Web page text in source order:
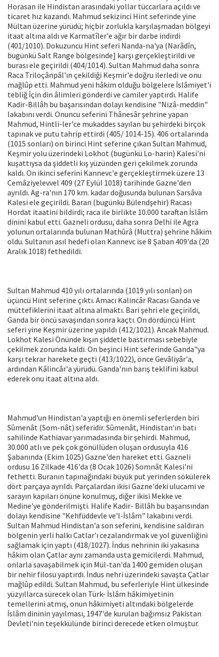
Horasan ile Hindistan arasındaki yollar tüccarlara açıldı ve
ticaret hız ka­zandı. Mahmud sekizinci Hint seferinde yine
Mültan üzerine yürüdü; hiçbir zor­lukla karşılaşmadan bölgeyi
itaat altına aldı ve Karmatîler'e ağır bir darbe indirdi
(401/1010). Dokuzuncu Hint seferi Nanda-na'ya (Narâdîn,
bugünkü Salt Range böl­gesinde] karşı gerçekleştirildi ve
burası ele geçirildi (404/1014). Sultan Mahmud daha sonra
Raca Triloçânpâl'ın çekildiği Keşmir'e doğru ilerledi ve onu
mağlûp et­ti. Mahmud yeni hâkim olduğu bölgelere İslâmiyet'i
tebliğ İçin din âlimleri gönder­di ve camiler yaptırdı. Halife
Kadir-Billâh bu başarısından dolayı kendisine "Nizâ-meddin"
lakabını verdi. Onuncu seferini Thânesâr şehrine yapan
Mahmud, Hintli-ler'ce mukaddes sayılan bu şehirdeki bir­çok
tapınak ve putu tahrip ettirdi (405/ 1014-15). 406 ortalarında
(1015 sonları) on birinci Hint seferine çıkan Sultan Mahmud,
Keşmir yolu üzerindeki Lokhot (bugünkü Lo-harin) Kalesi'ni
kuşattıysa da şiddetli kış yüzünden geri çekilmek zorunda
kaldı. On ikinci seferini Kannevc'e gerçekleştir­mek üzere 13
Cemâziyelevvel 409 (27 Ey­lül 1018) tarihinde Gazne'den
ayrıldı. Ag-ra'nın 170 km. kadar doğusunda bulunan Sarsâva
Kalesi ele geçirildi. Baran (bugün­kü Bülendşehir) Racası
Hordat itaatini bil­dirdi; raca ile birlikte 10.000 taraftan İs­lâm
dinini kabul etti. Gazneli ordusu, daha sonra Delhi ile Agra
yolunun ortalarında bulunan Mathûrâ (Muttra) şehrine hâkim
oldu. Sultanın asıl hedefi olan Kannevc ise 8 Şaban 409'da (20
Aralık 1018) fet­hedildi.
Sultan Mahmud 410 yılı ortalarında (1019 yılı sonlan) on
üçüncü Hint seferine çıktı. Amacı Kalincâr Racası Ganda ve
müttefiklerini itaat altına almaktı. Bari şehri ele geçirildi,
Ganda bir öncü savaşın­dan sonra kaçtı. On dördüncü Hint
seferi yine Keşmir üzerine yapıldı (412/1021). Ancak Mahmud.
Lokhot Kalesi Önünde kı­şın şiddetle bastırması sebebiyle
çekil­mek zorunda kaldı. On beşinci Hint sefe­rinde Ganda"ya
karşı tekrar harekete geç­ti (413/1022), önce Gevâliyâr'a,
ardından Kâlincâr'a yürüdü. Ganda'nın barış tekli­fini kabul
ederek onu itaat altına aldı.
Mahmud'un Hindistan'a yaptığı en önemli seferlerden biri
Sûmenât (Som-nât) seferidir. Sûmenât, Hindistan'ın batı
sahilinde Kathiavar yarımadasında bir şe­hirdi. Mahmud,
30.000 atlı ve pek çok gö­nüllüden oluşan ordusuyla 416
Şabanın­da (Ekim 1025) Gazne'den hareket etti. Gazneli
ordusu 16 Zilkade 416'da (8 Ocak 1026) Somnât Kalesi'ni
fethetti. Buranın tapınağındaki büyük put yerinden sökü­lerek
dört parçaya ayrıldı. Parçalardan ikisi Gazne'deki ulucami ve
sarayın kapı­ları önüne konulmuş, diğer ikisi Mekke ve
Medine'ye gönderilmişti. Halife Ka­dir- Billâh bu başarısından
dolayı kendi­sine "Kehfüddevle ve'l-İslâm" lakabını verdi.
Sultan Mahmud Hindistan'a son seferini, kendisine saldıran
bölgenin yer­li halkı Catlar'ı cezalandırmak ve yol gü­venliğini
sağlamak için yaptı (418/1027). İndus nehrinin iki yakasına
hâkim olan Çatlar aynı zamanda usta gemicilerdi. Mahmud,
onlarla savaşabilmek için Mül-tan'da 1400 gemiden oluşan
bir nehir fi­losu yaptırdı. İndus nehri üzerindeki sa­vaşta Çatlar
mağlûp edildi. Sultan Mah­mud, bu seferleriyle Hint ülkesinde
yüz­yıllarca sürecek olan Türk- İslâm hâkimi­yetinin
temellerini atmış, onun hâkimi­yeti altındaki bölgelerde
İslâm dininin yayılması, 1947'de kurulan bağımsız Pa­kistan
Devleti'nin teşekkülünde birinci derecede etken olmuştur.